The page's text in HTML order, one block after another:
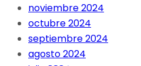
noviembre 2024
octubre 2024
septiembre 2024
agosto 2024